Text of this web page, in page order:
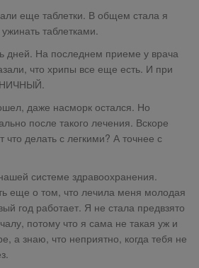
еще таблетки. В общем стала я
таблетками.
дней. На последнем приеме у врача
что хрипы все еще есть. И при
даже насморк остался. Но
после такого лечения. Вскоре
делать с легкими? А точнее с
системе здравоохранения.
еще о том, что лечила меня молодая
год работает. Я не стала предвзято
потому что я сама не такая уж и
а знаю, что неприятно, когда тебя не